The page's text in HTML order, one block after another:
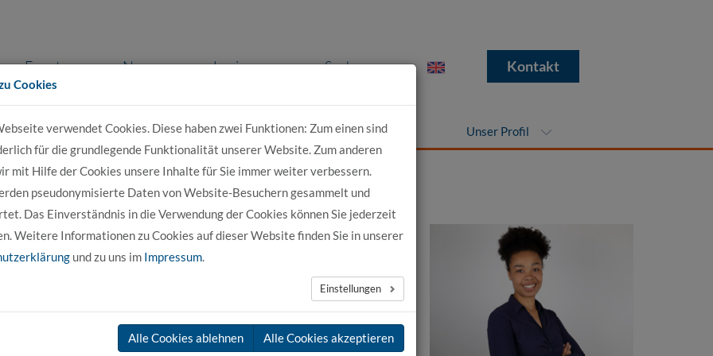
Events News Login Suche Kontakt
Bewerber Für Studierende Für Unternehmen Unser Profil
Cookies
verwendet Cookies. Diese haben zwei Funktionen: Zum einen sind
für die grundlegende Funktionalität unserer Website. Zum anderen
mit Hilfe der Cookies unsere Inhalte für Sie immer weiter verbessern.
pseudonymisierte Daten von Website-Besuchern gesammelt und
Das Einverständnis in die Verwendung der Cookies können Sie jederzeit
Weitere Informationen zu Cookies auf dieser Website finden Sie in unserer
und zu uns im Impressum.
Einstellungen
Alle Cookies ablehnen Alle Cookies akzeptieren